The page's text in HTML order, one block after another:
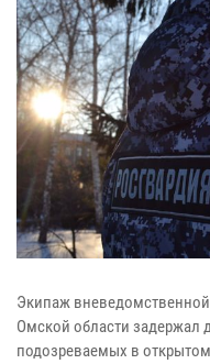
Экипаж
Омской области задержал
подозреваемых в